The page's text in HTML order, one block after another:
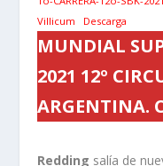
Villicum
Descarga
MUNDIAL
2021 12º
ARGENTINA.
Redding salía de